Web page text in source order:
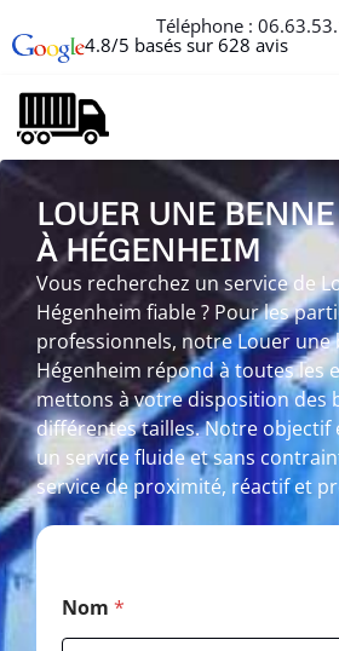
Téléphone :
4.8/5 basés sur 628 avis
LOUER UNE BENNE
À HÉGENHEIM
Vous recherchez un service de
Hégenheim fiable ? Pour les
professionnels, notre Louer une
Hégenheim répond à toutes les
mettons à votre disposition des
différentes tailles. Notre objectif
un service fluide et sans
service de proximité, réactif et
o
m
Nom *